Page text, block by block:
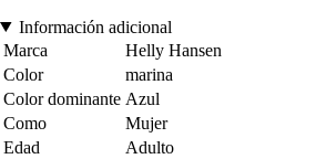
Información adicional
Marca
Helly Hansen
Color
marina
Color dominante Azul
Como
Mujer
Edad
Adulto